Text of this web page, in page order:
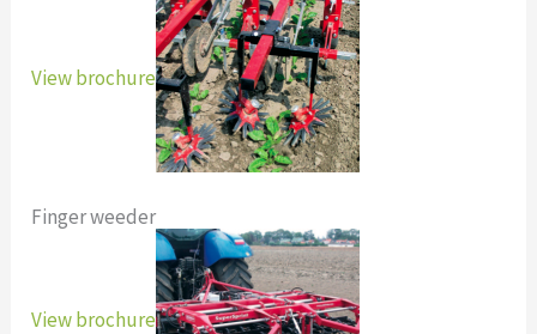
View brochure
Finger weeder
View brochure